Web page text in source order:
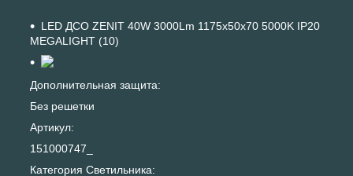
LED ДСО ZENIT 40W 3000Lm 1175х50х70 5000K IP20
MEGALIGHT (10)
Дополнительная защита:
Без решетки
Артикул:
151000747_
Категория Светильника: